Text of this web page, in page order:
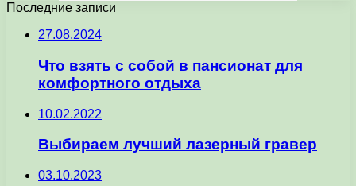
Последние записи
27.08.2024
Что взять с собой в пансионат для
комфортного отдыха
10.02.2022
Выбираем лучший лазерный гравер
03.10.2023